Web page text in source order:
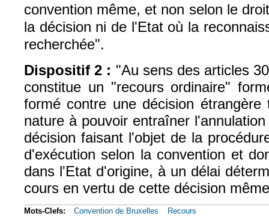
convention même, et non selon le
la décision ni de l'Etat où la
recherchée".
Dispositif 2 : "Au sens des articles
constitue un "recours ordinaire"
formé contre une décision
nature à pouvoir entraîner
décision faisant l'objet de la
d'exécution selon la convention et
dans l'Etat d'origine, à un délai
cours en vertu de cette décision
Mots-Clefs: Convention de Bruxelles Recours